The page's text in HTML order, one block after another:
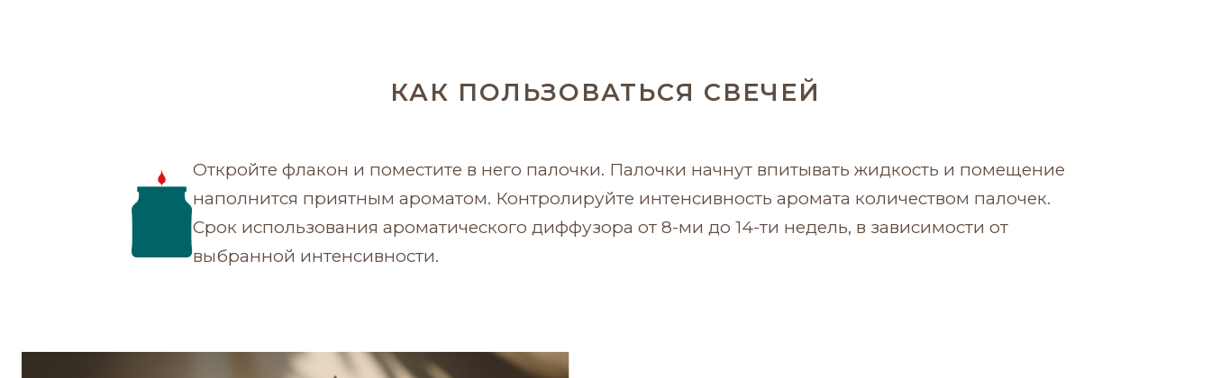
КАК ПОЛЬЗОВАТЬСЯ СВЕЧЕЙ
Откройте флакон и поместите в него палочки. Палочки начнут впитывать жидкость и помещение
наполнится приятным ароматом. Контролируйте интенсивность аромата количеством палочек.
Срок использования ароматического диффузора от 8-ми до 14-ти недель, в зависимости от
выбранной интенсивности.